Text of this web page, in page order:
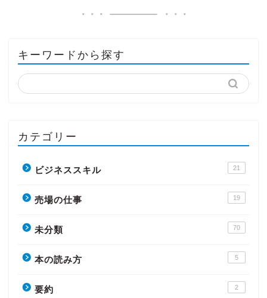
キーワードから探す
カテゴリー
ビジネススキル 21
売場の仕事 19
未分類 70
本の読み方 5
要約 2